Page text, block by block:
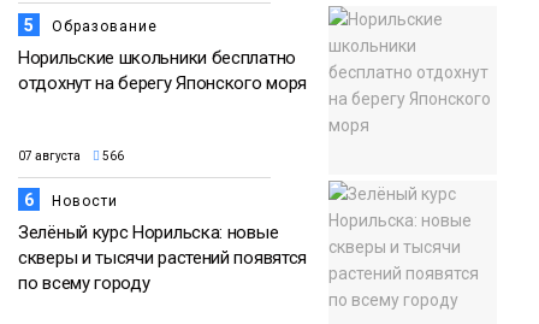
5 Образование
Норильские школьники бесплатно
отдохнут на берегу Японского моря
07 августа 566
6 Новости
Зелёный курс Норильска: новые
скверы и тысячи растений появятся
по всему городу